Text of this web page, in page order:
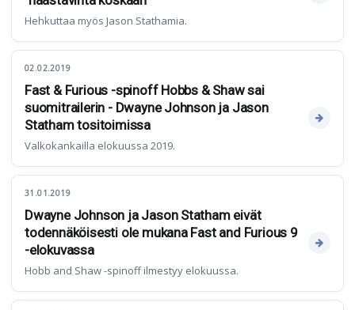
Hehkuttaa myös Jason Stathamia.
02.02.2019
Fast & Furious -spinoff Hobbs & Shaw sai
suomitrailerin - Dwayne Johnson ja Jason
Statham tositoimissa
Valkokankailla elokuussa 2019.
31.01.2019
Dwayne Johnson ja Jason Statham eivät
todennäköisesti ole mukana Fast and Furious 9
-elokuvassa
Hobb and Shaw -spinoff ilmestyy elokuussa.